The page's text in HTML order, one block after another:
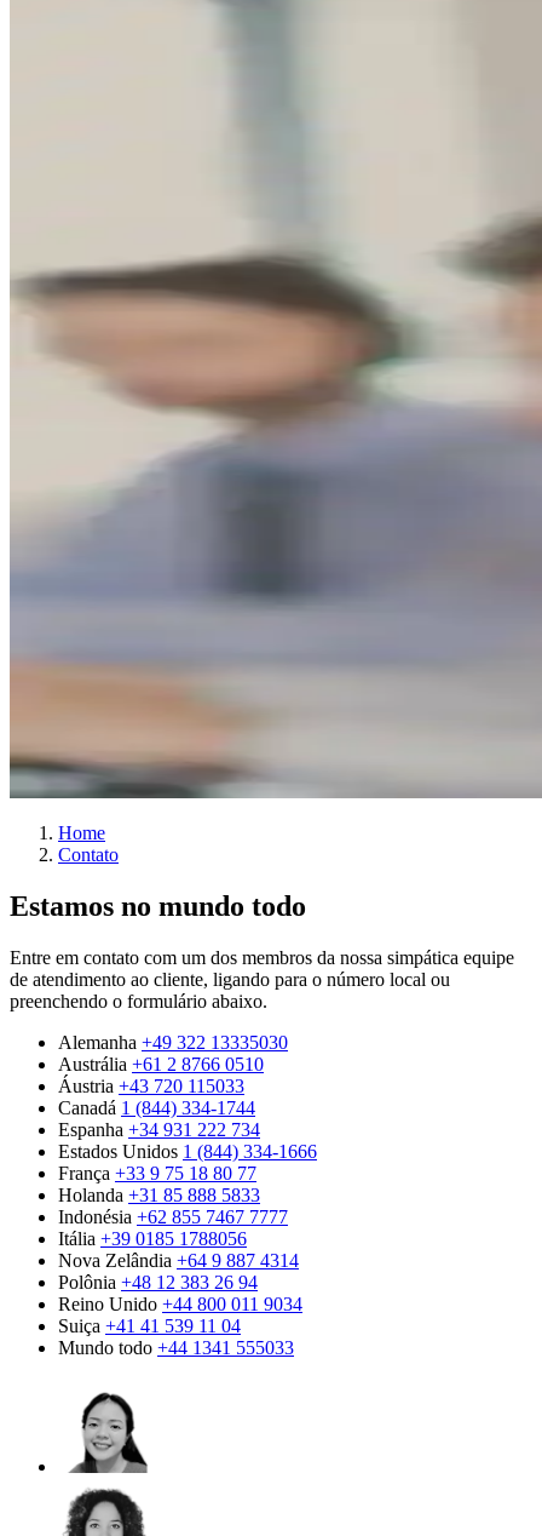
Home
Contato
Estamos no mundo todo
Entre em contato com um dos membros da nossa simpática equipe
de atendimento ao cliente, ligando para o número local ou
preenchendo o formulário abaixo.
Alemanha +49 322 13335030
Austrália +61 2 8766 0510
Áustria +43 720 115033
Canadá 1 (844) 334-1744
Espanha +34 931 222 734
Estados Unidos 1 (844) 334-1666
França +33 9 75 18 80 77
Holanda +31 85 888 5833
Indonésia +62 855 7467 7777
Itália +39 0185 1788056
Nova Zelândia +64 9 887 4314
Polônia +48 12 383 26 94
Reino Unido +44 800 011 9034
Suiça +41 41 539 11 04
Mundo todo +44 1341 555033